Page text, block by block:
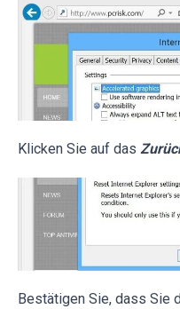
Klicken Sie auf das
Bestätigen Sie, dass Sie